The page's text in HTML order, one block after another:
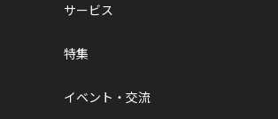
サービス
特集
イベント・交流